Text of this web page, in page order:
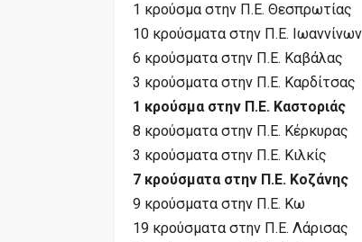
1 κρούσμα στην Π.Ε. Θεσπρωτίας
10 κρούσματα στην Π.Ε. Ιωαννίνων
6 κρούσματα στην Π.Ε. Καβάλας
3 κρούσματα στην Π.Ε. Καρδίτσας
1 κρούσμα στην Π.Ε. Καστοριάς
8 κρούσματα στην Π.Ε. Κέρκυρας
3 κρούσματα στην Π.Ε. Κιλκίς
7 κρούσματα στην Π.Ε. Κοζάνης
9 κρούσματα στην Π.Ε. Κω
19 κρούσματα στην Π.Ε. Λάρισας